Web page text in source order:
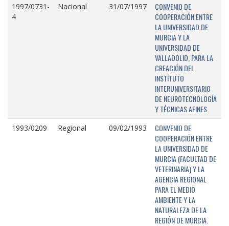
1997/0731-
4
Nacional 31/07/1997
CONVENIO DE
COOPERACIÓN ENTRE
LA UNIVERSIDAD DE
MURCIA Y LA
UNIVERSIDAD DE
VALLADOLID, PARA LA
CREACIÓN DEL
INSTITUTO
INTERUNIVERSITARIO
DE NEUROTECNOLOGÍA
Y TÉCNICAS AFINES
1993/0209 Regional 09/02/1993
CONVENIO DE
COOPERACIÓN ENTRE
LA UNIVERSIDAD DE
MURCIA (FACULTAD DE
VETERINARIA) Y LA
AGENCIA REGIONAL
PARA EL MEDIO
AMBIENTE Y LA
NATURALEZA DE LA
REGIÓN DE MURCIA.